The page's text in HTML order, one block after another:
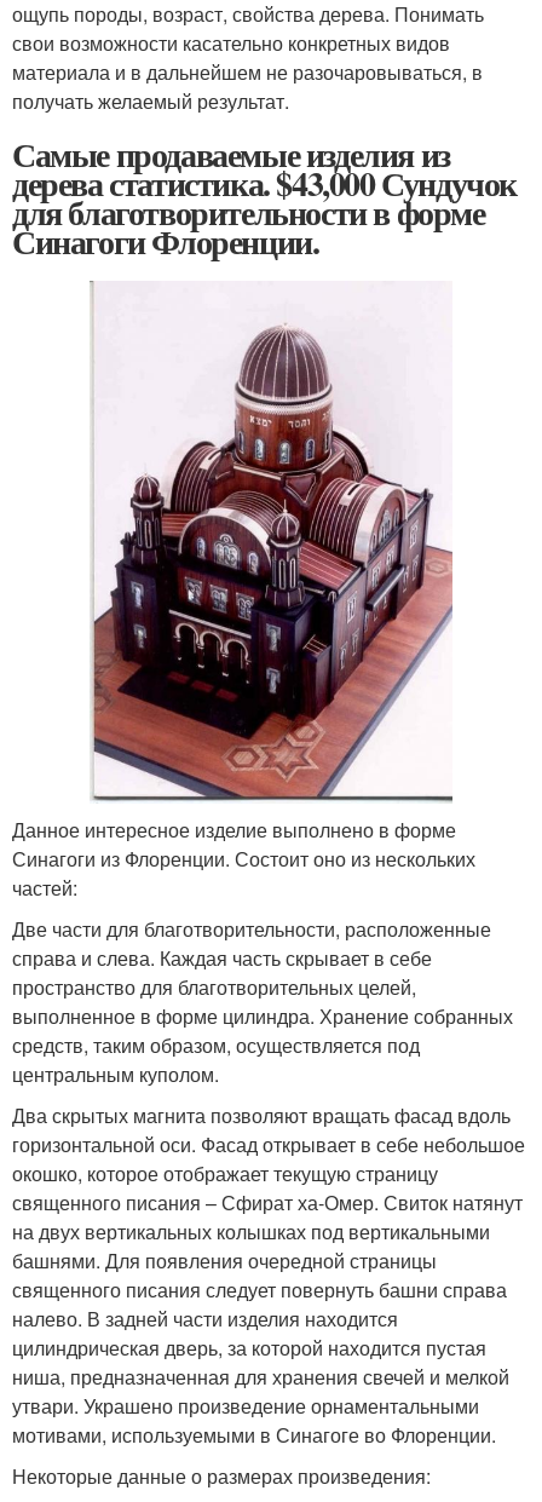
ощупь породы, возраст, свойства дерева. Понимать
свои возможности касательно конкретных видов
материала и в дальнейшем не разочаровываться, в
получать желаемый результат.
Самые продаваемые изделия из
дерева статистика. $43,000 Сундучок
для благотворительности в форме
Синагоги Флоренции.
Данное интересное изделие выполнено в форме
Синагоги из Флоренции. Состоит оно из нескольких
частей:
Две части для благотворительности, расположенные
справа и слева. Каждая часть скрывает в себе
пространство для благотворительных целей,
выполненное в форме цилиндра. Хранение собранных
средств, таким образом, осуществляется под
центральным куполом.
Два скрытых магнита позволяют вращать фасад вдоль
горизонтальной оси. Фасад открывает в себе небольшое
окошко, которое отображает текущую страницу
священного писания – Сфират ха-Омер. Свиток натянут
на двух вертикальных колышках под вертикальными
башнями. Для появления очередной страницы
священного писания следует повернуть башни справа
налево. В задней части изделия находится
цилиндрическая дверь, за которой находится пустая
ниша, предназначенная для хранения свечей и мелкой
утвари. Украшено произведение орнаментальными
мотивами, используемыми в Синагоге во Флоренции.
Некоторые данные о размерах произведения: